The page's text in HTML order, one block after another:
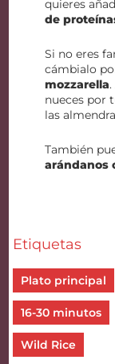
quieres
de
Si no eres
cámbialo
mozzarella
nueces por
las
También
arándanos
Etiquetas
Plato principal
16-30 minutos
Wild Rice